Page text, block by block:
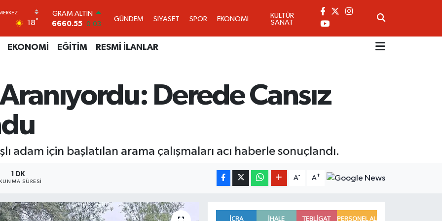
18°
BİST100
13.779
-14
BITCOIN
64.960,21
0.87
55,2510 0.32
STERLİN
64,4811
GÜNDEM SİYASET SPOR EKONOMİ
KÜLTÜR
SANAT
EKONOMİ EĞİTİM RESMİ İLANLAR
Derede Cansız
adam için başlatılan arama çalışmaları acı haberle sonuçlandı.
1 DK
SÜRESI
A- A+